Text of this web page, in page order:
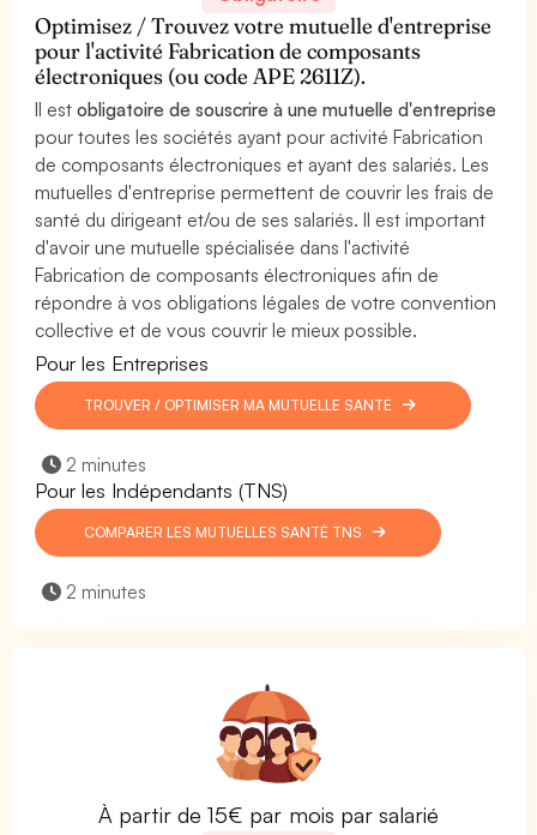
Optimisez / Trouvez votre mutuelle d'entreprise
pour l'activité Fabrication de composants
électroniques (ou code APE 2611Z).
Il estobligatoire de souscrire à une mutuelle d'entreprise
pour toutes les sociétés ayant pour activité Fabrication
de composants électroniques et ayant des salariés. Les
mutuelles d'entreprise permettent de couvrir les frais de
santé du dirigeant et/ou de ses salariés. Il est important
d'avoir une mutuelle spécialisée dans l'activité
Fabrication de composants électroniques afin de
répondre à vos obligations légales de votre convention
collective et de vous couvrir le mieux possible.
Pour les Entreprises
TROUVER / OPTIMISER MA MUTUELLE SANTÉ
2 minutes
Pour les Indépendants (TNS)
COMPARER LES MUTUELLES SANTÉ TNS
2 minutes
À partir de 15€ par mois par salarié